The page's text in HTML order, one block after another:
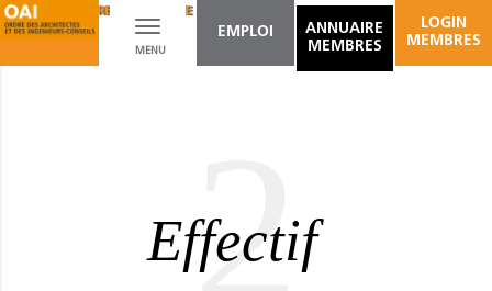
Toggle
navigation
MENU
EMPLOI
ANNUAIRE
MEMBRES
LOGIN
MEMBRES
ARCHITECTURE DU PAYSAGE
2
Effectif